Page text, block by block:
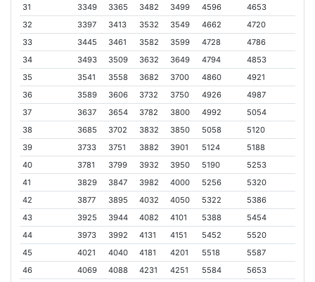
31
3349 3365 3482 3499 4596
4653
32
3397 3413 3532 3549 4662
4720
33
3445 3461 3582 3599 4728
4786
34
3493 3509 3632 3649 4794
4853
35
3541 3558 3682 3700 4860
4921
36
3589 3606 3732 3750 4926
4987
37
3637 3654 3782 3800 4992
5054
38
3685 3702 3832 3850 5058
5120
39
3733 3751 3882 3901 5124
5188
40
3781 3799 3932 3950 5190
5253
41
3829 3847 3982 4000 5256
5320
42
3877 3895 4032 4050 5322
5386
43
3925 3944 4082 4101 5388
5454
44
3973 3992 4131 4151 5452
5520
45
4021 4040 4181 4201 5518
5587
46
4069 4088 4231 4251 5584
5653